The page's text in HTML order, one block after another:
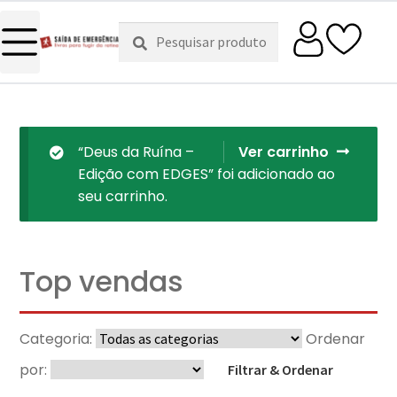
Pesquisar
por:
Pesquisa
Ver carrinho
“Deus da Ruína –
Edição com EDGES” foi adicionado ao
seu carrinho.
Top vendas
Categoria:
Ordenar
por:
Filtrar & Ordenar